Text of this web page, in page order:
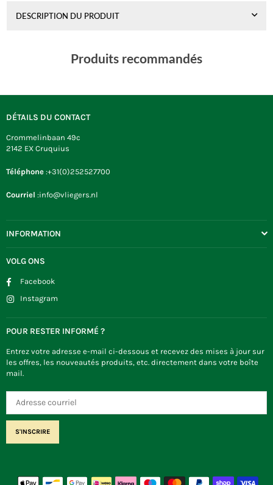
DESCRIPTION DU PRODUIT
Produits recommandés
DÉTAILS DU CONTACT
Crommelinbaan 49c
2142 EX Cruquius
Téléphone :+31(0)252527700
Courriel :info@vliegers.nl
INFORMATION
VOLG ONS
Facebook
Instagram
POUR RESTER INFORMÉ ?
Entrez votre adresse e-mail ci-dessous et recevez des mises à jour sur
les offres, les nouveautés produits, etc. directement dans votre boîte
mail.
S'INSCRIRE